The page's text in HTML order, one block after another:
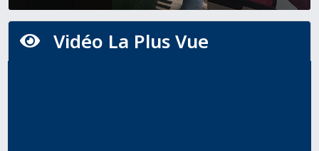
 Vidéo La Plus Vue